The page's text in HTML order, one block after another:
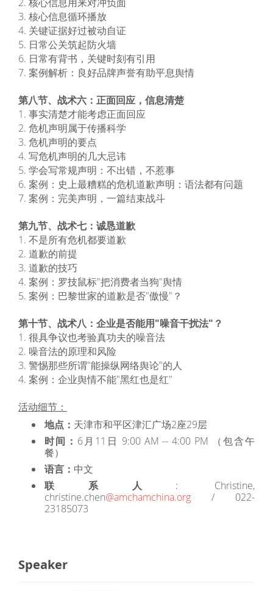
3. 核心信息循环播放
4. 关键证据好过被动自证
5. 日常公关筑起防火墙
6. 日常有背书，关键时刻有引用
7. 案例解析：良好品牌声誉有助平息舆情
第八节、战术六：正面回应，信息清楚
1. 事实清楚才能考虑正面回应
2. 危机声明属于传播科学
3. 危机声明的要点
4. 写危机声明的几大忌讳
5. 学会写常规声明：不出错，不惹事
6. 案例：史上最糟糕的危机道歉声明：语法都有问题
7. 案例：完美声明，一篇结束战斗
第九节、战术七：诚恳道歉
1. 不是所有危机都要道歉
2. 道歉的前提
3. 道歉的技巧
4. 案例：罗技鼠标"把消费者当狗"舆情
5. 案例：巴黎世家的道歉是否"傲慢"？
第十节、战术八：企业是否能用"噪音干扰法"？
1. 很具争议也考验真功夫的噪音法
2. 噪音法的原理和风险
3. 警惕那些所谓"能操纵网络舆论"的人
4. 案例：企业舆情不能"黑红也是红"
活动细节：
地点： 天津市和平区津汇广场2座29层
时间： 6月11日 9:00 AM -- 4:00 PM （包含午
餐）
语言： 中文
联系人 : Christine,
christine.chen@amchamchina.org / 022-
23185073
Speaker